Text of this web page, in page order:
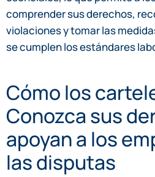
comprender sus derechos,
violaciones y tomar las
se cumplen los estándares
Cómo los
Conozca sus
apoyan a los
las disputas